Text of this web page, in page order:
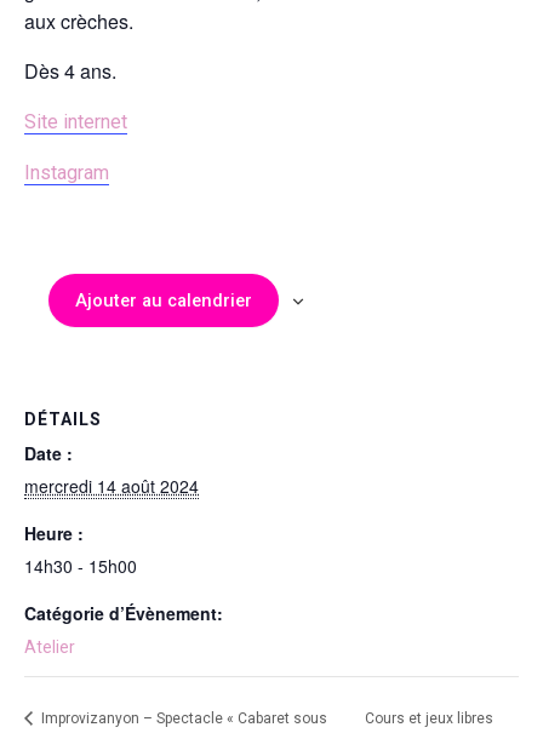
aux crèches.
Dès 4 ans.
Site internet
Instagram
Ajouter au calendrier
DÉTAILS
Date :
mercredi 14 août 2024
Heure :
14h30 - 15h00
Catégorie d’Évènement:
Atelier
Improvizanyon – Spectacle « Cabaret sous Cours et jeux libres